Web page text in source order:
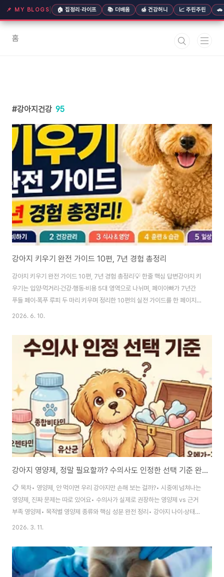
📌 MY BLOGS 🏠 집정리·라이프 📚 더배움 🍯 건강허니 📈 주린주린 🚗
홈
강아지건강 95
강아지 키우기 완전 가이드 10편, 7년 경험 총정리
강아지 키우기 완전 가이드 10편, 7년 경험 총정리💡 한줄 핵심 답변강아지 키
우기는 입양·먹거리·건강·행동·비용 5대 영역으로 나뉘며, 페이아빠가 7년간
푸들 페이·폭푸 루피 두 마리 키우며 정리한 10편의 실전 가이드를 한 페이지에
서 모두 확인할 수 있어요.📋 목차• 이 허브 가이드를 만든 이유• PART 1. 입
강과 의료비 (가장 중요)• PART 4. 행동과 훈련 (보호자 훈련)• PART 5. 13
년 비용 설계• 연령별 13년 로드맵 한눈에• 자주 묻는 질문 10가지강아지 키
우기, 진짜 막막하잖아요. 페이를 처음 데려왔을 때 저도 그랬어요. 사료는 뭘
먹여야 하나, 예방접종은 언제 가야 하나, 분리불안이..
2026. 6. 10.
강아지 영양제, 정말 필요할까? 수의사도 인정한 선택 기준 완전 정복
📋 목차• 영양제, 안 먹이면 우리 강아지만 손해 보는 걸까?• 시중에 넘쳐나는
영양제, 진짜 문제는 따로 있어요• 수의사가 실제로 권장하는 영양제 vs 근거
부족 영양제• 목적별 영양제 종류와 핵심 성분 완전 정리• 강아지 나이·상태별
맞춤 영양제 로드맵• 수의사도 인정하는 5단계 영양제 선택 기준• 직접 겪은
작용과 주의사항• 돈 낭비 없이 현명하게 고르는 구매 꿀팁• FAQ 30개 – 보
호자가 가장 많이 묻는 질문 총정리강아지를 키우다 보면 어느 순간부터 영양
제 광고가 눈에 밟히기 시작해요. 관절 영양제, 피부 영양제, 눈 영양제, 장 유산
2026. 3. 11.